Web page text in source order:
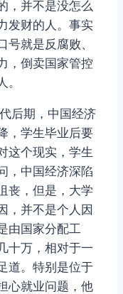
，并不是没怎么
发财的人。事实
号就是反腐败、
，倒卖国家管控
后期，中国经济
，学生毕业后要
这个现实，学生
，中国经济深陷
丧，但是，大学
，并不是个人因
由国家分配工
十万，相对于一
道。特别是位于
心就业问题，他